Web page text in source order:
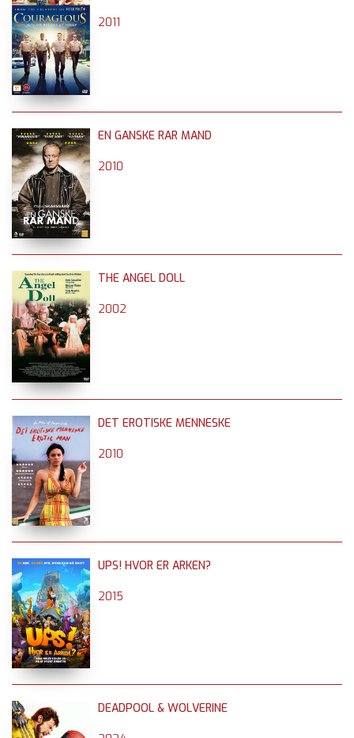
2011
EN GANSKE RAR MAND
2010
THE ANGEL DOLL
2002
DET EROTISKE MENNESKE
2010
UPS! HVOR ER ARKEN?
2015
DEADPOOL & WOLVERINE